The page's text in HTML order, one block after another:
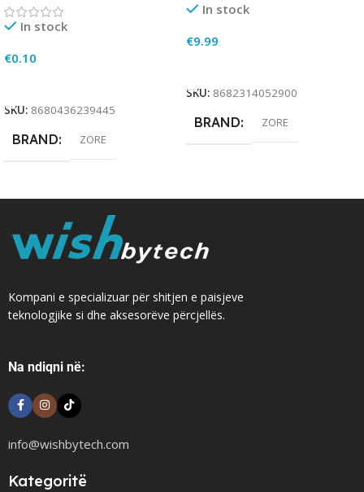
In stock
€0.10
SKU: 8680436239445
BRAND ZORE
In stock
€9.99
SKU: 8682314052900
BRAND ZORE
Kompani e specializuar për shitjen e paisjeve
teknologjike si dhe aksesorëve përcjellës.
Na ndiqni në:
info@wishbytech.com
Kategoritë